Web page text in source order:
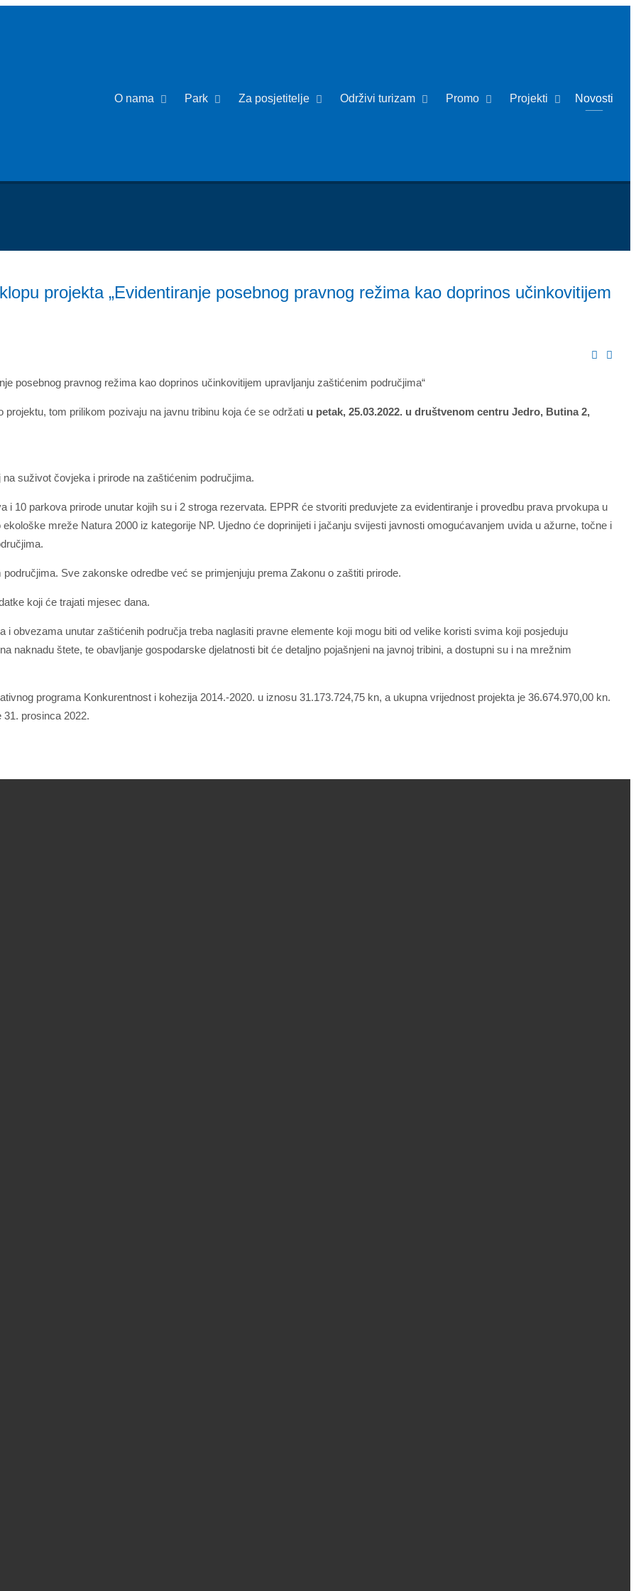
O nama Park Za posjetitelje Održivi turizam Promo Projekti Novosti
projekta „Evidentiranje posebnog pravnog režima kao doprinos učinkovitijem
posebnog pravnog režima kao doprinos učinkovitijem upravljanju zaštićenim područjima“
tom prilikom pozivaju na javnu tribinu koja će se održati u petak, 25.03.2022. u društvenom centru Jedro, Butina 2,
suživot čovjeka i prirode na zaštićenim područjima.
10 parkova prirode unutar kojih su i 2 stroga rezervata. EPPR će stvoriti preduvjete za evidentiranje i provedbu prava prvokupa u
mreže Natura 2000 iz kategorije NP. Ujedno će doprinijeti i jačanju svijesti javnosti omogućavanjem uvida u ažurne, točne i
Sve zakonske odredbe već se primjenjuju prema Zakonu o zaštiti prirode.
koji će trajati mjesec dana.
obvezama unutar zaštićenih područja treba naglasiti pravne elemente koji mogu biti od velike koristi svima koji posjeduju
naknadu štete, te obavljanje gospodarske djelatnosti bit će detaljno pojašnjeni na javnoj tribini, a dostupni su i na mrežnim
programa Konkurentnost i kohezija 2014.-2020. u iznosu 31.173.724,75 kn, a ukupna vrijednost projekta je 36.674.970,00 kn.
prosinca 2022.